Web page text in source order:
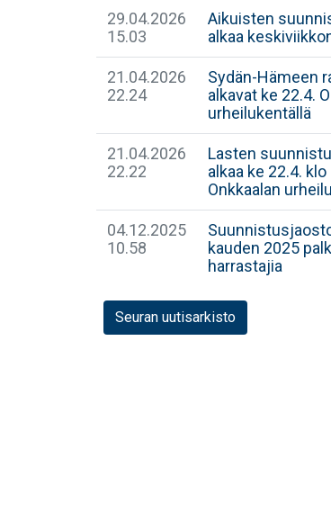
29.04.2026
15.03
Aikuisten
alkaa
21.04.2026
22.24
Sydän-Hämeen
alkavat ke 22.4.
urheilukentällä
21.04.2026
22.22
Lasten
alkaa ke 22.4. klo
Onkkaalan
04.12.2025
10.58
kauden 2025
harrastajia
Seuran uutisarkisto